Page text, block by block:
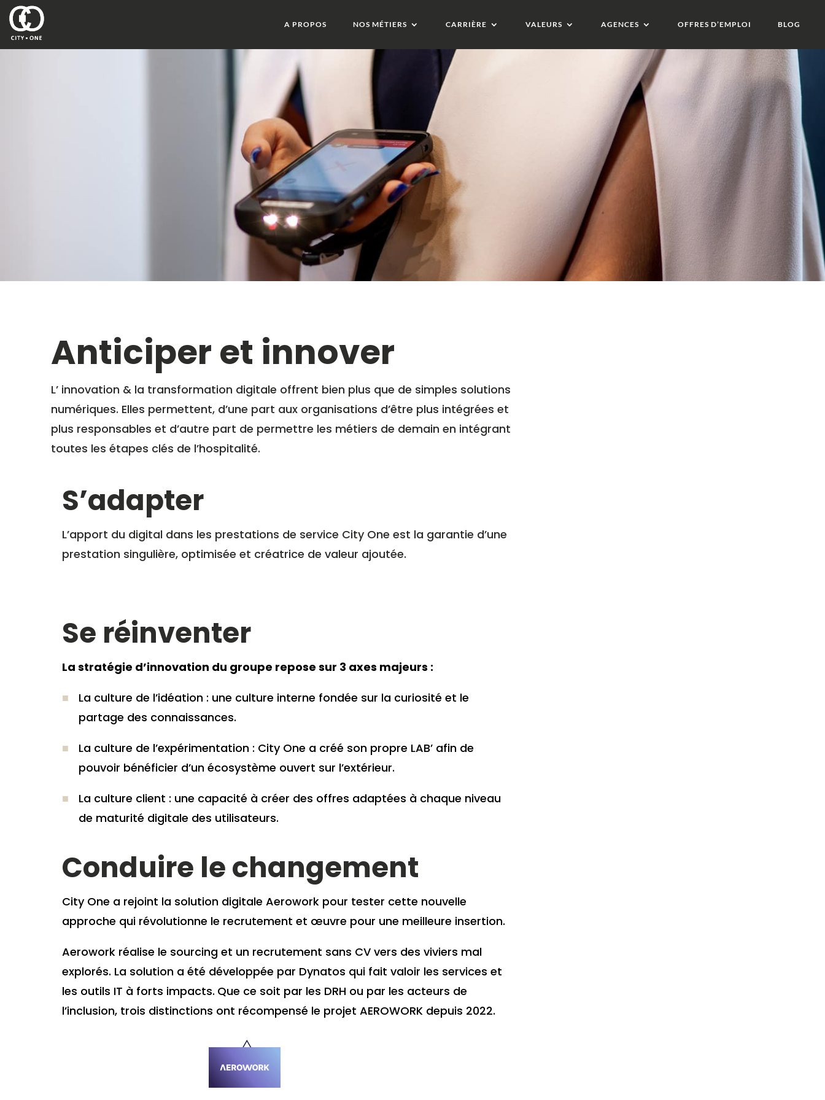
A PROPOS NOS MÉTIERS CARRIÈRE VALEURS AGENCES OFFRES D’EMPLOI BLOG
Anticiper et innover
L’ innovation & la transformation digitale offrent bien plus que de simples solutions
numériques. Elles permettent, d’une part aux organisations d’être plus intégrées et
plus responsables et d’autre part de permettre les métiers de demain en intégrant
toutes les étapes clés de l’hospitalité.
S’adapter
L’apport du digital dans les prestations de service City One est la garantie d’une
prestation singulière, optimisée et créatrice de valeur ajoutée.
Se réinventer
La stratégie d’innovation du groupe repose sur 3 axes majeurs :
La culture de l’idéation : une culture interne fondée sur la curiosité et le
partage des connaissances.
La culture de l’expérimentation : City One a créé son propre LAB’ afin de
pouvoir bénéficier d’un écosystème ouvert sur l’extérieur.
La culture client : une capacité à créer des offres adaptées à chaque niveau
de maturité digitale des utilisateurs.
Conduire le changement
City One a rejoint la solution digitale Aerowork pour tester cette nouvelle
approche qui révolutionne le recrutement et œuvre pour une meilleure insertion.
Aerowork réalise le sourcing et un recrutement sans CV vers des viviers mal
explorés. La solution a été développée par Dynatos qui fait valoir les services et
les outils IT à forts impacts. Que ce soit par les DRH ou par les acteurs de
l’inclusion, trois distinctions ont récompensé le projet AEROWORK depuis 2022.